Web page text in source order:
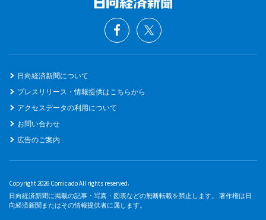
日向経済新聞について
プレスリリース・情報提供はこちらから
アクセスデータの利用について
お問い合わせ
広告のご案内
Copyright 2026 Comicado All rights reserved.
日向経済新聞に掲載の記事・写真・図表などの無断転載を禁止します。 著作権は日
向経済新聞またはその情報提供者に属します。